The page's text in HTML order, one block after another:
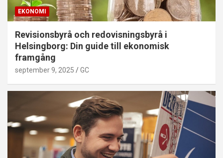
EKONOMI
Revisionsbyrå och redovisningsbyrå i
Helsingborg: Din guide till ekonomisk
framgång
september 9, 2025 GC